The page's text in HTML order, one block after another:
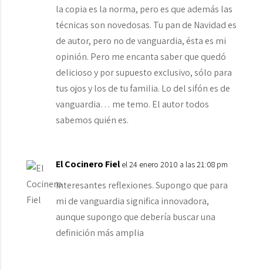
la copia es la norma, pero es que además las
técnicas son novedosas. Tu pan de Navidad es
de autor, pero no de vanguardia, ésta es mi
opinión. Pero me encanta saber que quedó
delicioso y por supuesto exclusivo, sólo para
tus ojos y los de tu familia. Lo del sifón es de
vanguardia… me temo. El autor todos
sabemos quién es.
El Cocinero Fiel el 24 enero 2010 a las 21:08 pm
Interesantes reflexiones. Supongo que para
mi de vanguardia significa innovadora,
aunque supongo que debería buscar una
definición más amplia